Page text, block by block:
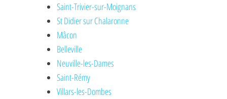
Saint-Trivier-sur-Moignans
St Didier sur Chalaronne
Mâcon
Belleville
Neuville-les-Dames
Saint-Rémy
Villars-les-Dombes